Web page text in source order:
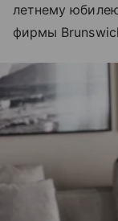
летнему
фирмы